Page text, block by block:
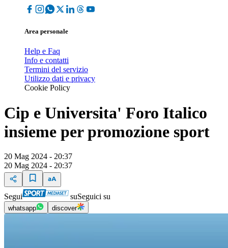
Area personale
Help e Faq
Info e contatti
Termini del servizio
Utilizzo dati e privacy
Cookie Policy
Cip e Universita' Foro Italico
insieme per promozione sport
20 Mag 2024 - 20:37
20 Mag 2024 - 20:37
Segui suSeguici su
whatsapp discover